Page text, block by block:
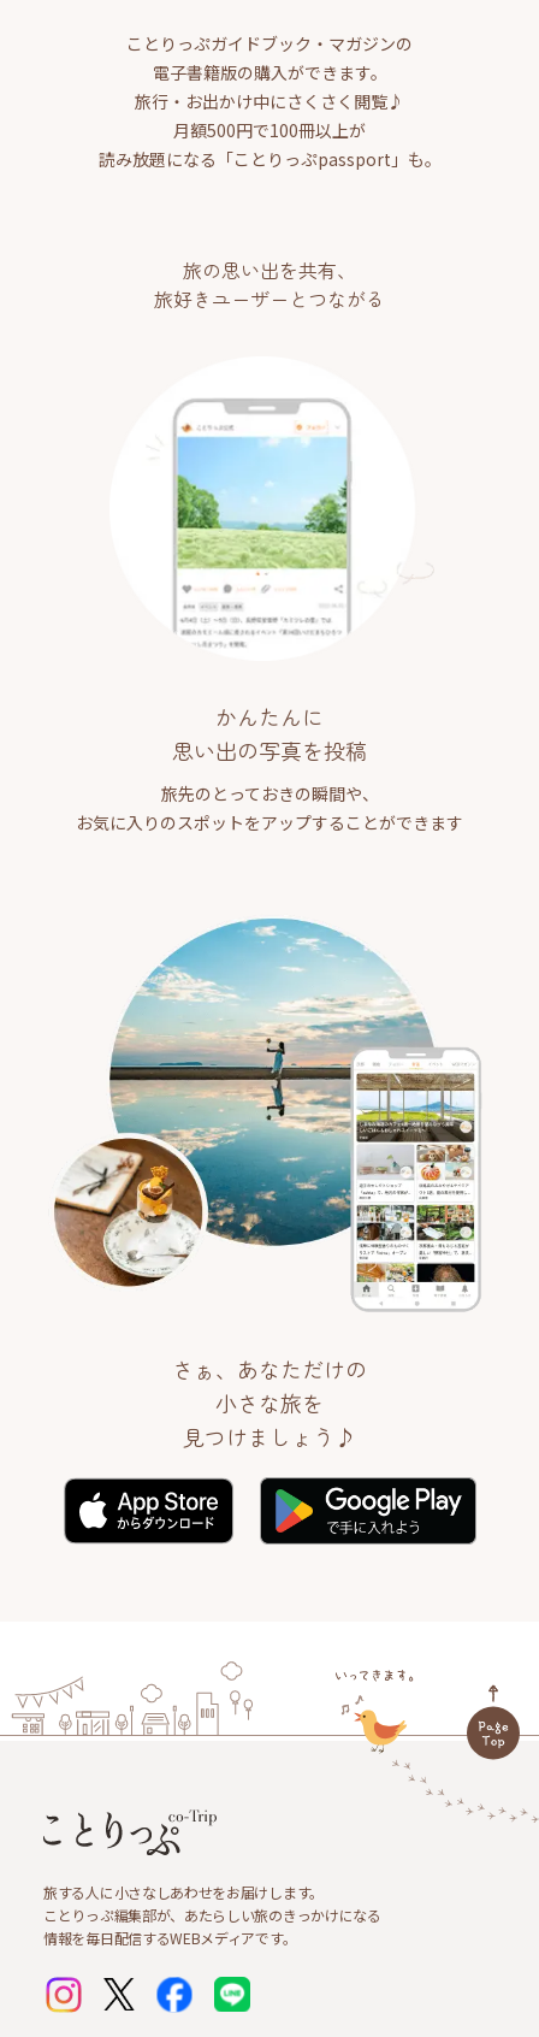
ことりっぷガイドブック・マガジンの
電子書籍版の購入ができます。
旅行・お出かけ中にさくさく閲覧♪
月額500円で100冊以上が
読み放題になる「ことりっぷpassport」も。
旅の思い出を共有、
旅好きユーザーとつながる
かんたんに
思い出の写真を投稿
旅先のとっておきの瞬間や、
お気に入りのスポットをアップすることができます
さぁ、あなただけの
小さな旅を
見つけましょう♪
旅する人に小さなしあわせをお届けします。
ことりっぷ編集部が、あたらしい旅のきっかけになる
情報を毎日配信するWEBメディアです。